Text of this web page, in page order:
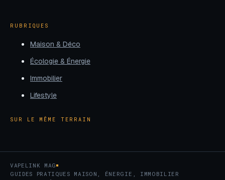
RUBRIQUES
Maison & Déco
Écologie & Énergie
Immobilier
Lifestyle
SUR LE MÊME TERRAIN
VAPELINK MAG
GUIDES PRATIQUES MAISON, ÉNERGIE, IMMOBILIER